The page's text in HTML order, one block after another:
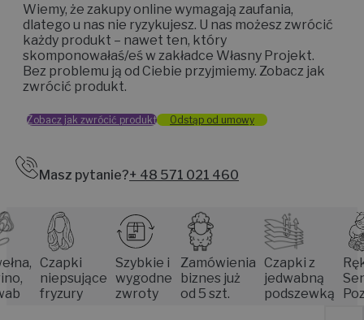
Wiemy, że zakupy online wymagają zaufania,
dlatego u nas nie ryzykujesz. U nas możesz zwrócić
każdy produkt – nawet ten, który
skomponowałaś/eś w zakładce Własny Projekt.
Bez problemu ją od Ciebie przyjmiemy. Zobacz jak
zwrócić produkt.
Zobacz jak zwrócić produkt Odstąp od umowy
Masz pytanie?+ 48 571 021 460
Czapki
niepsujące
fryzury
Szybkie i
wygodne
zwroty
Zamówienia
biznes już
od 5 szt.
Czapki z
jedwabną
podszewką